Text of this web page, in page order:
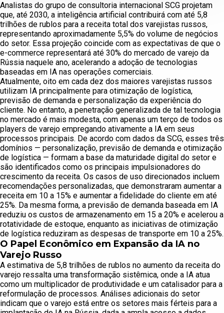
Analistas do grupo de consultoria internacional SCG projetam
que, até 2030, a inteligência artificial contribuirá com até 5,8
trilhões de rublos para a receita total dos varejistas russos,
representando aproximadamente 5,5% do volume de negócios
do setor. Essa projeção coincide com as expectativas de que o
e-commerce representará até 30% do mercado de varejo da
Rússia naquele ano, acelerando a adoção de tecnologias
baseadas em IA nas operações comerciais.
Atualmente, oito em cada dez dos maiores varejistas russos
utilizam IA principalmente para otimização de logística,
previsão de demanda e personalização da experiência do
cliente. No entanto, a penetração generalizada de tal tecnologia
no mercado é mais modesta, com apenas um terço de todos os
players de varejo empregando ativamente a IA em seus
processos principais. De acordo com dados da SCG, esses três
domínios — personalização, previsão de demanda e otimização
de logística — formam a base da maturidade digital do setor e
são identificados como os principais impulsionadores do
crescimento da receita. Os casos de uso direcionados incluem
recomendações personalizadas, que demonstraram aumentar a
receita em 10 a 15% e aumentar a fidelidade do cliente em até
25%. Da mesma forma, a previsão de demanda baseada em IA
reduziu os custos de armazenamento em 15 a 20% e acelerou a
rotatividade de estoque, enquanto as iniciativas de otimização
de logística reduziram as despesas de transporte em 10 a 25%.
O Papel Econômico em Expansão da IA no
Varejo Russo
A estimativa de 5,8 trilhões de rublos no aumento da receita do
varejo ressalta uma transformação sistêmica, onde a IA atua
como um multiplicador de produtividade e um catalisador para a
reformulação de processos. Análises adicionais do setor
indicam que o varejo está entre os setores mais férteis para a